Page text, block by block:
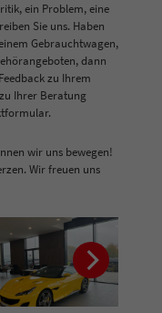
ein Problem, eine
Sie uns. Haben
Gebrauchtwagen,
dann
zu Ihrem
Ihrer Beratung
wir uns bewegen!
Wir freuen uns